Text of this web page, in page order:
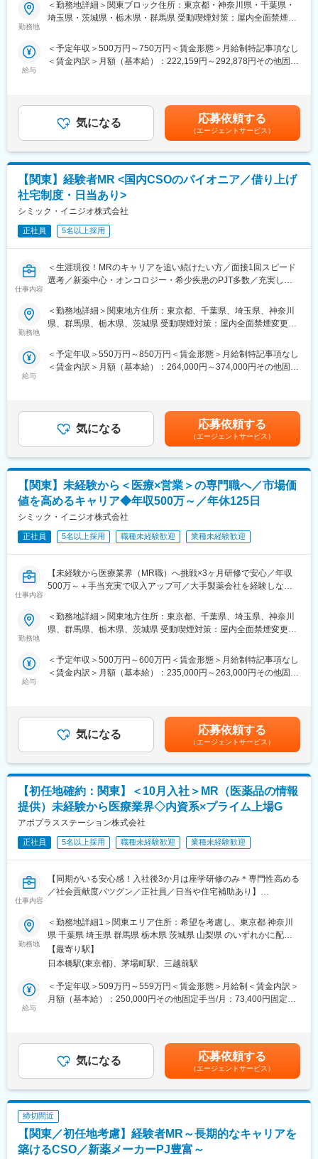
本社で事業企画や採用、社員の育成などに関わることも可能で
す。複数のプロジェクトを経験し、新たなキャリアに挑戦してい
■ＭＩフォースの魅力：
案から現場での実行、さらには教育研修・コンプライアンス対応
まで統合的に支援。単なる人材派遣に留まらず、企業の売上創出
と事業成長に直結する仕組みそのものをデザイン・実装する「実
行型コンサルティング企業」として価値を発揮しています。
変更の範囲：会社の定める業務
医療系総合職として製薬メーカーや医療機器メーカー等業務を委
クトへアサイン予定です。グローバルトップメーカーなど様々な
PJTに携わる事が出来ます。
◎医療機器営業
医師や医療機器を扱う医療従事者に医療機器の情報提供や販売を
行います。販売だけでなく、実際使用する際のトレーニングサポ
ートやアフターフォローまで手掛けることが特徴で、医療の現場
を実感できる活動ができます。
◎MR（医薬情報担当者）
医師や薬剤師、看護師など医療従事者に医薬品の効果や副作用な
どの情報提供や情報収集を行います。患者さんのQOL改善に向
け、日々最新情報を学習し医療の一旦を担う専門性の高い活動が
できます。
入社後は導入研修を受講。アサイン先企業の研修などフォロー体
制は万全で、医療機器営業に必要な製品知識や業界の知識は入社
■ＭＩフォースの魅力：
ーがきめ細やかにフォローしますので、いつでも自信を持って営
業活動が行えます。
ができ、PMとして顧客や医師とレベルの高い関係を築くことも、
本社で事業企画や採用、社員の育成などに関わることも可能で
す。複数のプロジェクトを経験し、新たなキャリアに挑戦してい
くことを期待しています。
■勤務地：
（1）北海道：北海道
（2）東北：青森・秋田・岩手・山形・宮城・福島
（3）関東：東京・神奈川・千葉・埼玉・茨城・栃木・群馬
（5）東海：愛知・岐阜・三重・静岡
（8）中国：岡山・広島・山口・島根・鳥取
（9）四国：香川・徳島・高知・愛媛
縄
勤務地
＜勤務地詳細＞関東ブロック住所：東京都・神奈川県・千葉県・
埼玉県・茨城県・栃木県・群馬県 受動喫煙対策：屋内全面禁煙変
給与
＜予定年収＞500万円～750万円＜賃金形態＞月給制特記事項なし
＜賃金内訳＞月額（基本給）：222,159円～292,878円その他固定
含む）＜昇給有無＞有＜残業手当＞有＜給与補足＞業績に応じて
インセンティブあり賃金はあくまでも目安の金額であり、選考を
通じて上下する可能性があります。月給(月額)は固定手当を含めた
表記です。
気になる 応募依頼する
（エージェントサービス）
【関東】経験者MR <国内CSOのパイオニア／借り上げ
社宅制度・日当あり>
シミック・イニジオ株式会社
正社員 5名以上採用
仕事内容
＜生涯現役！MRのキャリアを追い続けたい方／面接1回スピード
選考／新薬中心・オンコロジー・希少疾患のPJT多数／充実した
■職務概要：
配属先メーカーにおいてMR活動に従事いただきます。
プロジェクトの数やバリエーションはキャリア形成に直結するた
め、CSOでの転職を考えるうえで重要なポイントです。
プロジェクト人数が100名を超える大規模なプロジェクトや、日
本市場への新規参入する企業のプロジェクトなど、規模やミッシ
ョンも多様です。
■人財育成への積極投資
シミック・イニジオにとってサービス品質の源泉となるのは人財
です。
そのため人財育成・能力開発は重要施策と位置づけ、積極的な投
資を行っています。自己成長意欲を尊重し、業務直結の研修だけ
でなく、変化する時代に対応するビジネススキル習得も含め階層
■家族も安心な手厚い福利厚生
できる制度があります。社員と社員のご家族が安心し、仕事もプ
ライベートも充実して活躍できるよう、福利厚生制度を整備して
ラスの借り上げ社宅制度や単身赴任のサポート制度を導入し、そ
の利用率も高水準となっています。
製薬企業での開発パイプラインの変化にともない、当社において
はオンコロジーをはじめスペシャリティ領域のプロジェクトが増
加しています。またスペシャリティ領域については社員の関心も
高く、これに応えるべく専門性の高い人財を育成するための社内
認定資格制度を設けています。現在はオンコロジー分野で「血液
がん」と「固形がん」の2つのコースが展開されています。
変更の範囲：会社の定める業務
勤務地
＜勤務地詳細＞関東地方住所：東京都、千葉県、埼玉県、神奈川
県、群馬県、栃木県、茨城県 受動喫煙対策：屋内全面禁煙変更の
給与
＜予定年収＞550万円～850万円＜賃金形態＞月給制特記事項なし
＜賃金内訳＞月額（基本給）：264,000円～374,000円その他固定
を全額支給 ■賞与年2回（昨年度実績4.2ヶ月）、報酬改定年1回■
全国勤務が可能な方は、初回給与時に30万円の一時金を支給賃金
はあくまでも目安の金額であり、選考を通じて上下する可能性が
あります。月給(月額)は固定手当を含めた表記です。
気になる 応募依頼する
（エージェントサービス）
【関東】未経験から＜医療×営業＞の専門職へ／市場価
値を高めるキャリア◆年収500万～／年休125日
シミック・イニジオ株式会社
正社員 5名以上採用 職種未経験歓迎 業種未経験歓迎
仕事内容
【未経験から医療業界（MR職）へ挑戦×3ヶ月研修で安心／年収
500万～＋手当充実で収入アップ可／大手製薬会社を経験しなが
＜入社月について＞
入社月が決まっているため同期も多く安心してスタート可能
具体的には、「どんな病気に効くか（効果）／副作用や注意点／
品質に問題はないか」をわかりやすく伝えます
自分が関わった薬が患者様の治療につながり、感謝されるやりが
いのある仕事です
＼求人のポイント／
◎未経験から医療業界へ｜大手製薬会社のプロジェクトで働ける
◎3ヶ月研修＋OJTでゼロから育成｜専門性の高いキャリア形成
◎年収500万円～＋社宅補助あり｜収入アップ可能
◎異業種出身者（営業、接客、旅行・ホテル、介護、公務員、教
■入社後の流れ
▽約3ヶ月の研修（医療知識・業務理解）
けながら実務習得
▽キャリア形成（MR経験者スペシャリスト・管理職や本社管理職
へのキャリアアップ＆キャリアチェンジの可能性アリ）
■充実した研修制度
・入社後3ヶ月は研修に専念（基礎から習得）
・全員未経験入社！同期とスタートできる環境
・外勤手当（1日1,500円）
・社宅制度（家賃60％会社負担）※条件あり
■当社の特徴
研修終了後は各製薬メーカーのプロジェクトに配属される『コン
クラクトMR』。配属期間は平均2～3年程。新薬を中心にプロジ
ェクトが豊富にあり、成長機会が広がります。
勤務地
＜勤務地詳細＞関東地方住所：東京都、千葉県、埼玉県、神奈川
県、群馬県、栃木県、茨城県 受動喫煙対策：屋内全面禁煙変更の
給与
＜予定年収＞500万円～600万円＜賃金形態＞月給制特記事項なし
＜賃金内訳＞月額（基本給）：235,000円～263,000円その他固定
を全額支給 ■賞与年2回（昨年度実績4.2ヶ月）、報酬改定年1回■
全国勤務が可能な方は、50万円の一時金を支給(3ヶ月の試用期間
後の翌月給与で支給)賃金はあくまでも目安の金額であり、選考を
通じて上下する可能性があります。月給(月額)は固定手当を含めた
表記です。
気になる 応募依頼する
（エージェントサービス）
【初任地確約：関東】＜10月入社＞MR（医薬品の情報
提供）未経験から医療業界◇内資系×プライム上場G
アポプラスステーション株式会社
正社員 5名以上採用 職種未経験歓迎 業種未経験歓迎
仕事内容
【同期がいる安心感！入社後3か月は座学研修のみ＊専門性高める
／社会貢献度バツグン／正社員／日当や住宅補助あり】
★本ポジションは、未経験から医療業界で活躍できます！
・医療を通じて社会に貢献したい
・仕事を通じて学びを深め自己の成長を実感したい
・専門職として知識、技能を身に付けたい
・内資系の安定企業で働きたい
という方にはおススメです！
＜2人に1人は未経験入社、75%は異業種からの転職者です＞
品に関する情報提供を行います。
医薬品は「どの成分に、どのような効果があって、誰に使うと良
いのか」などの情報が付加されて、初めて効果的に使うことがで
きます。医師への適切な医薬品情報の提供を通じて、患者さんの
治療、地域医療課題に貢献することができます。
勤務地
＜勤務地詳細1＞関東エリア住所：希望を考慮し、東京都 神奈川
県 千葉県 埼玉県 群馬県 栃木県 茨城県 山梨県 のいずれかに配属
致します。受動喫煙対策：屋内全面禁煙＜勤務地詳細2＞本社住
所：東京都中央区日本橋2-14-1 フロントプレイス日本橋勤務地最
更の範囲：会社の定める事業所
【最寄り駅】
日本橋駅(東京都)、茅場町駅、三越前駅
給与
＜予定年収＞509万円～559万円＜賃金形態＞月給制＜賃金内訳＞
月額（基本給）：250,000円その他固定手当/月：73,400円固定残
どを考慮し、規定により決定します。※年収の他に別途日当（月額
3～4万円）・諸手当有昇給：年1回★頑張りに応じて年収UP★赴
任先の評価次第で大幅に年収をUPできます。（年2回業績給改
定）賃金はあくまでも目安の金額であり、選考を通じて上下する
可能性があります。月給(月額)は固定手当を含めた表記です。
気になる 応募依頼する
（エージェントサービス）
締切間近
【関東／初任地考慮】経験者MR～長期的なキャリアを
築けるCSO／新薬メーカーPJ豊富～